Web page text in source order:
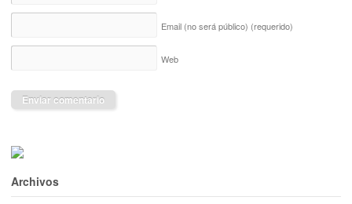
Email (no será público) (requerido)
Web
Archivos